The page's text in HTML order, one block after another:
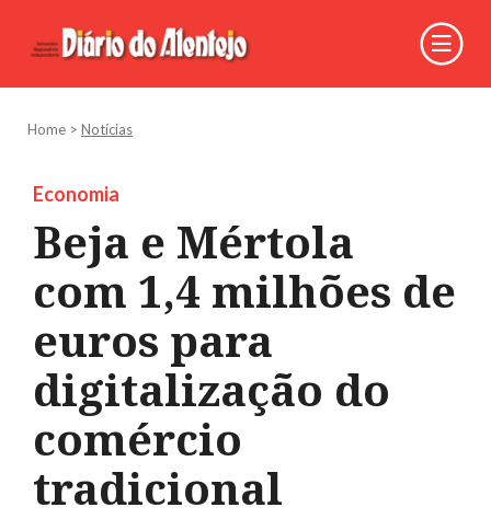
Home > Notícias
Economia
Beja e Mértola
com 1,4 milhões de
euros para
digitalização do
comércio
tradicional